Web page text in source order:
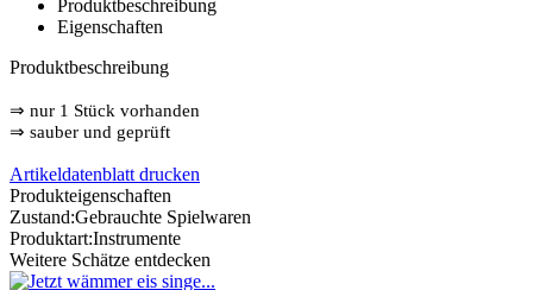
Produktbeschreibung
Eigenschaften
Produktbeschreibung
⇒ nur 1 Stück vorhanden
⇒ sauber und geprüft
Artikeldatenblatt drucken
Produkteigenschaften
Zustand:Gebrauchte Spielwaren
Produktart:Instrumente
Weitere Schätze entdecken